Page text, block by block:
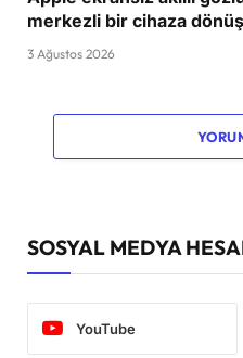
merkezli bir cihaza
3 Ağustos 2026
SOSYAL MEDYA
YouTube